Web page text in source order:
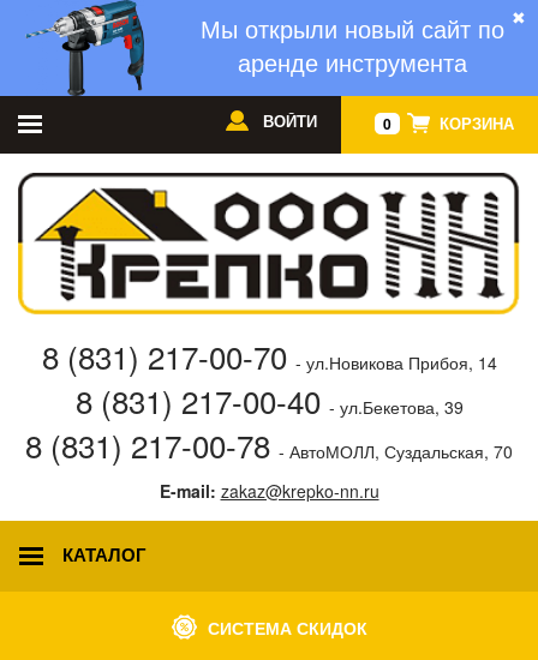
✖
Мы открыли новый сайт по
аренде инструмента
0 КОРЗИНА
ВОЙТИ
8 (831) 217-00-70 - ул.Новикова Прибоя, 14
8 (831) 217-00-40 - ул.Бекетова, 39
8 (831) 217-00-78 - АвтоМОЛЛ, Суздальская, 70
E-mail: zakaz@krepko-nn.ru
КАТАЛОГ
СИСТЕМА СКИДОК